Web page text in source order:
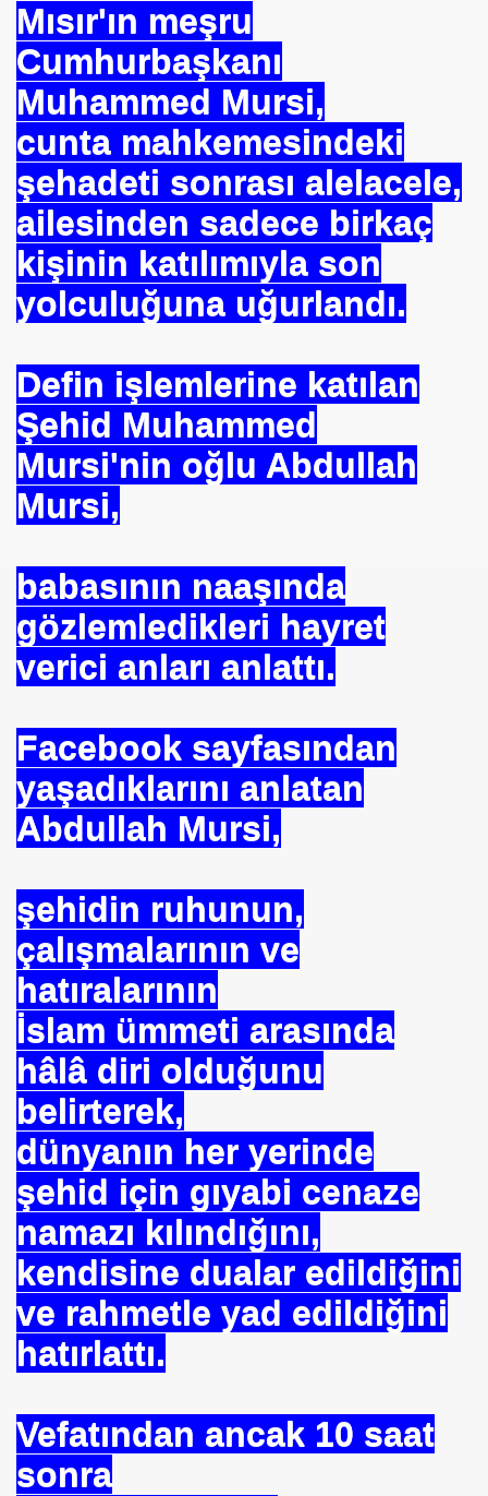
Mısır'ın meşru
Cumhurbaşkanı
Muhammed Mursi,
cunta mahkemesindeki
şehadeti sonrası alelacele,
ailesinden sadece birkaç
kişinin katılımıyla son
yolculuğuna uğurlandı.
Defin işlemlerine katılan
Şehid Muhammed
Mursi'nin oğlu Abdullah
Mursi,
babasının naaşında
gözlemledikleri hayret
verici anları anlattı.
Facebook sayfasından
yaşadıklarını anlatan
Abdullah Mursi,
şehidin ruhunun,
çalışmalarının ve
hatıralarının
İslam ümmeti arasında
hâlâ diri olduğunu
belirterek,
dünyanın her yerinde
şehid için gıyabi cenaze
namazı kılındığını,
kendisine dualar edildiğini
ve rahmetle yad edildiğini
hatırlattı.
Vefatından ancak 10 saat
sonra
NJ.Canlı Yayın